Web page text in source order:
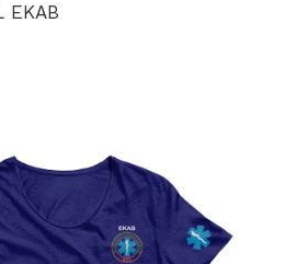
EKAB